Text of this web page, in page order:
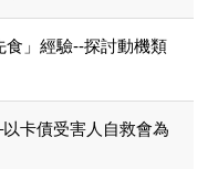
食」經驗--探討動機類
卡債受害人自救會為